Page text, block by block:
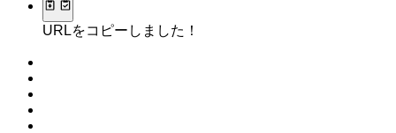
URLをコピーしました！